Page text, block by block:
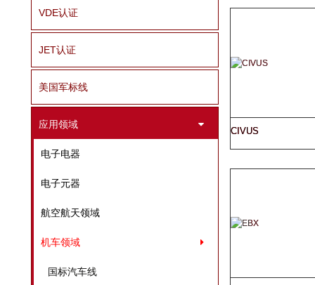
CIVUS
VDE认证
JET认证
美国军标线
应用领域
电子电器
电子元器
航空航天领域
机车领域
国标汽车线